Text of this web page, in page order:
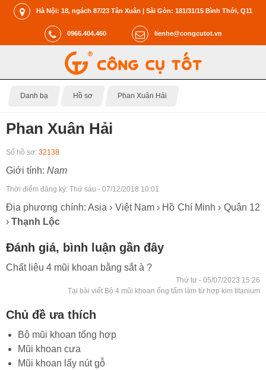
Hà Nội: 18, ngách 87/23 Tân Xuân | Sài Gòn: 181/31/15 Bình Thới, Q11
0966.404.460 lienhe@congcutot.vn
Danh bạ Hồ sơ Phan Xuân Hải
Phan Xuân Hải
Số hồ sơ: 32138
Giới tính: Nam
Thời điểm đăng ký: Thứ sáu - 07/12/2018 10:01
Địa phương chính: Asia › Việt Nam › Hồ Chí Minh › Quận 12
› Thạnh Lộc
Đánh giá, bình luận gần đây
Chất liệu 4 mũi khoan bằng sắt à ?
Thứ tư - 05/07/2023 15:26
Tại bài viết Bộ 4 mũi khoan ống tấm làm từ hợp kim titanium
Chủ đề ưa thích
Bộ mũi khoan tổng hợp
Mũi khoan cưa
Mũi khoan lấy nút gỗ